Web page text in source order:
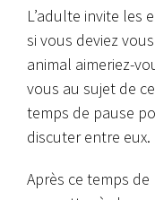
L’adulte invite les
si vous deviez
animal aimeriez-
vous au sujet de
temps de pause
discuter entre eux.
Après ce temps